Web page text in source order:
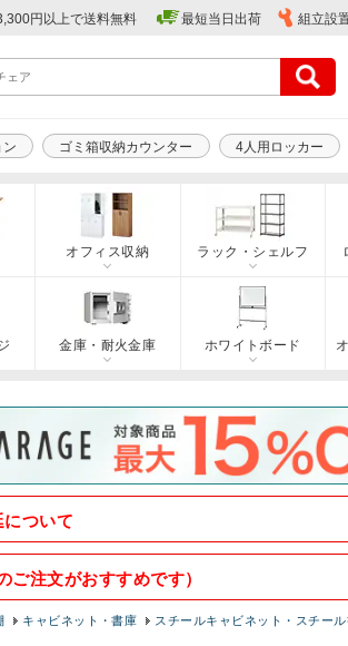
円以上で送料無料 最短当日出荷 組立設
ン ゴミ箱収納カウンター 4人用ロッカー
オフィス収納 ラック・シェルフ
金庫・耐火金庫 ホワイトボード
について
ご注文がおすすめです）
キャビネット・書庫 スチールキャビネット・スチー